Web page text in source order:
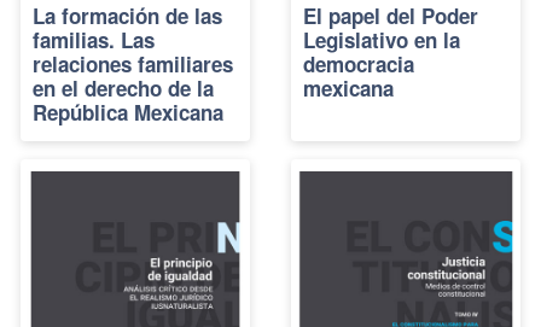
La formación de las
familias. Las
relaciones familiares
en el derecho de la
República Mexicana
El papel del Poder
Legislativo en la
democracia
mexicana